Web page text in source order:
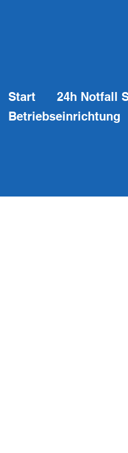
Start 24h Notfall
Betriebseinrichtung